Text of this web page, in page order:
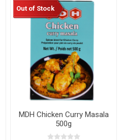
Out of Stock
MDH Chicken Curry Masala
500g